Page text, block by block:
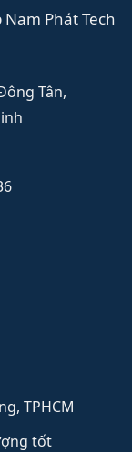
Phát Tech
Tân,
TPHCM
tốt